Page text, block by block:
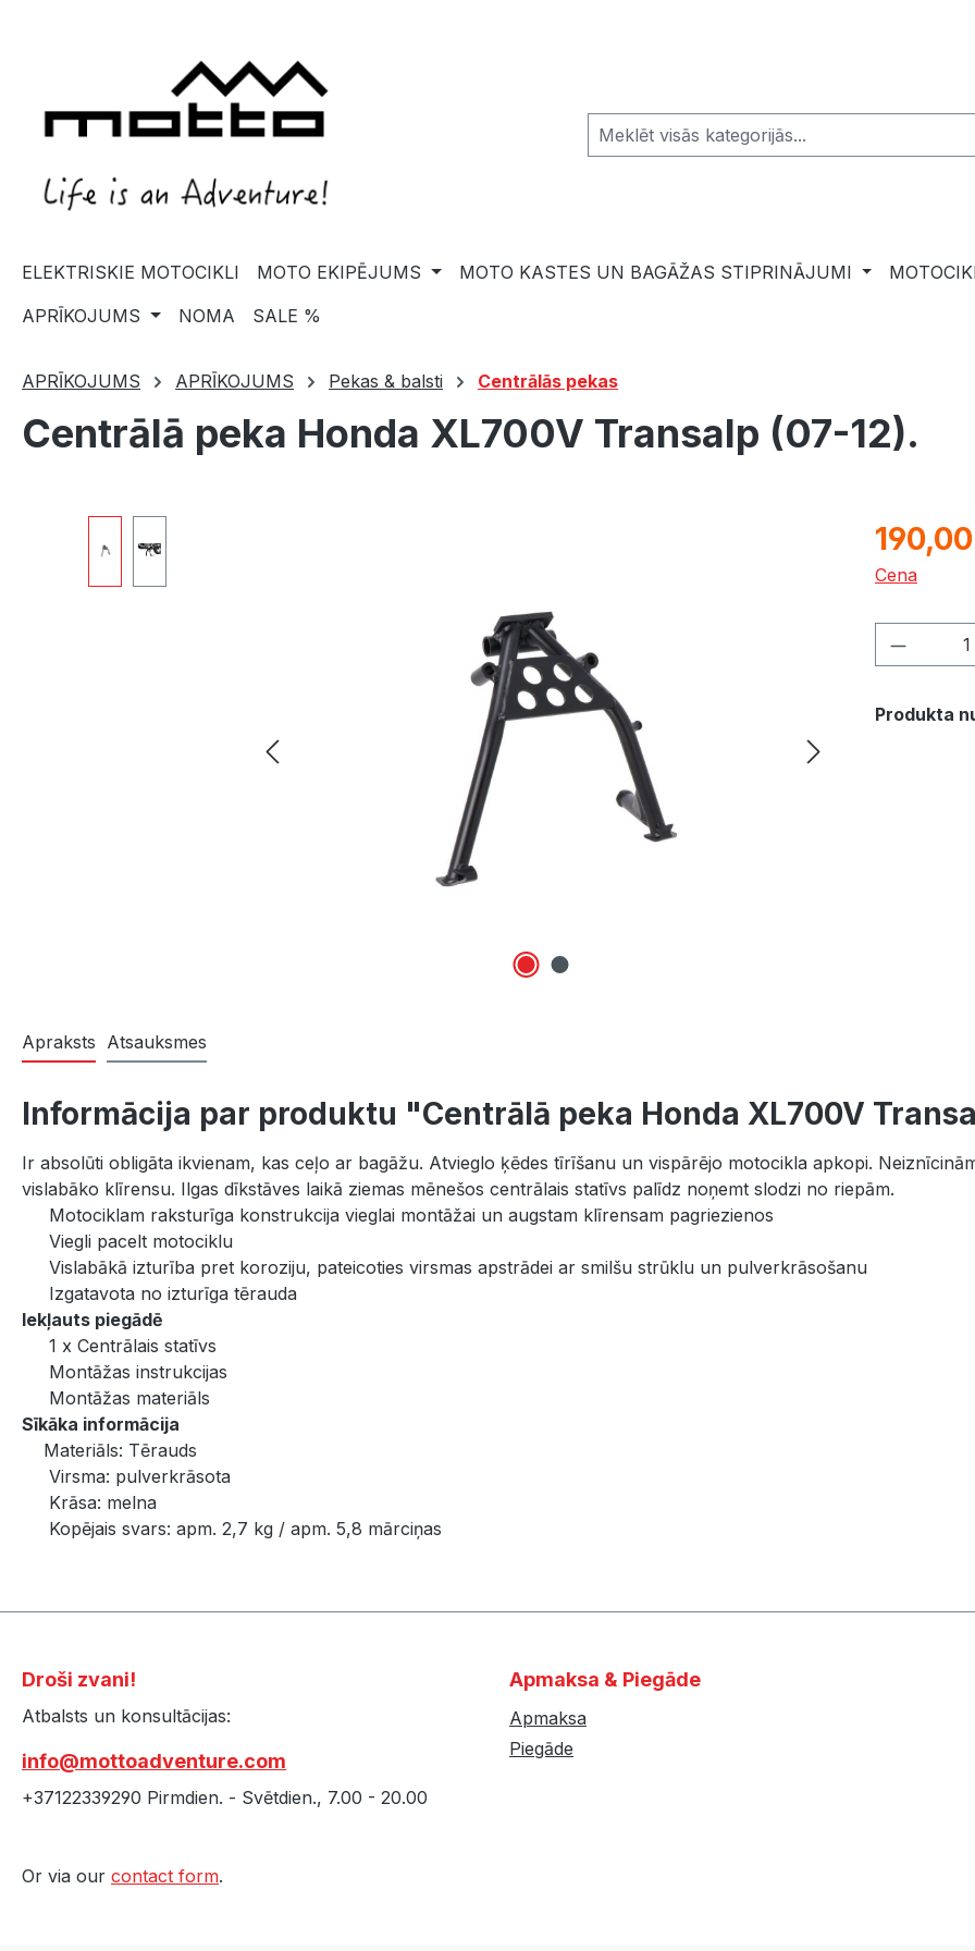
ELEKTRISKIE MOTOCIKLI MOTO EKIPĒJUMS MOTO KASTES UN BAGĀŽAS STIPRINĀJUMI
APRĪKOJUMS
NOMA SALE %
APRĪKOJUMS APRĪKOJUMS Pekas & balsti Centrālās pekas
Centrālā peka Honda XL700V Transalp (07-12).
Cena
Produkta
Apraksts Atsauksmes
Informācija par produktu "Centrālā peka Honda XL700V
Ir absolūti obligāta ikvienam, kas ceļo ar bagāžu. Atvieglo ķēdes tīrīšanu un vispārējo motocikla apkopi.
vislabāko klīrensu. Ilgas dīkstāves laikā ziemas mēnešos centrālais statīvs palīdz noņemt slodzi no riepām.
Motociklam raksturīga konstrukcija vieglai montāžai un augstam klīrensam pagriezienos
Viegli pacelt motociklu
Vislabākā izturība pret koroziju, pateicoties virsmas apstrādei ar smilšu strūklu un pulverkrāsošanu
Izgatavota no izturīga tērauda
Iekļauts piegādē
1 x Centrālais statīvs
Montāžas instrukcijas
Montāžas materiāls
Sīkāka informācija
Materiāls: Tērauds
Virsma: pulverkrāsota
Krāsa: melna
Kopējais svars: apm. 2,7 kg / apm. 5,8 mārciņas
Droši zvani!
Atbalsts un konsultācijas:
info@mottoadventure.com
+37122339290 Pirmdien. - Svētdien., 7.00 - 20.00
Or via our contact form.
Apmaksa & Piegāde
Apmaksa
Piegāde